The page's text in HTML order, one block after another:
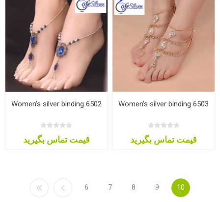
Women's silver binding 6502
قیمت تماس بگیرید
Women's silver binding 6503
قیمت تماس بگیرید
6 7 8 9 10